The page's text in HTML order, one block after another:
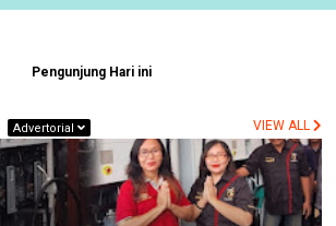
Pengunjung Hari ini
Advertorial VIEW ALL